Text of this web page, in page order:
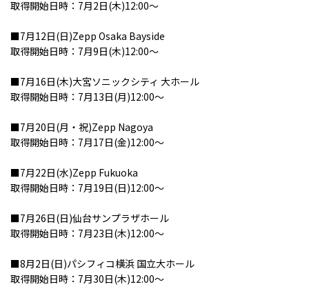
取得開始日時：7月2日(木)12:00～
■7月12日(日)Zepp Osaka Bayside
取得開始日時：7月9日(木)12:00～
■7月16日(木)大宮ソニックシティ 大ホール
取得開始日時：7月13日(月)12:00～
■7月20日(月・祝)Zepp Nagoya
取得開始日時：7月17日(金)12:00～
■7月22日(水)Zepp Fukuoka
取得開始日時：7月19日(日)12:00～
■7月26日(日)仙台サンプラザホール
取得開始日時：7月23日(木)12:00～
■8月2日(日)パシフィコ横浜 国立大ホール
取得開始日時：7月30日(木)12:00～